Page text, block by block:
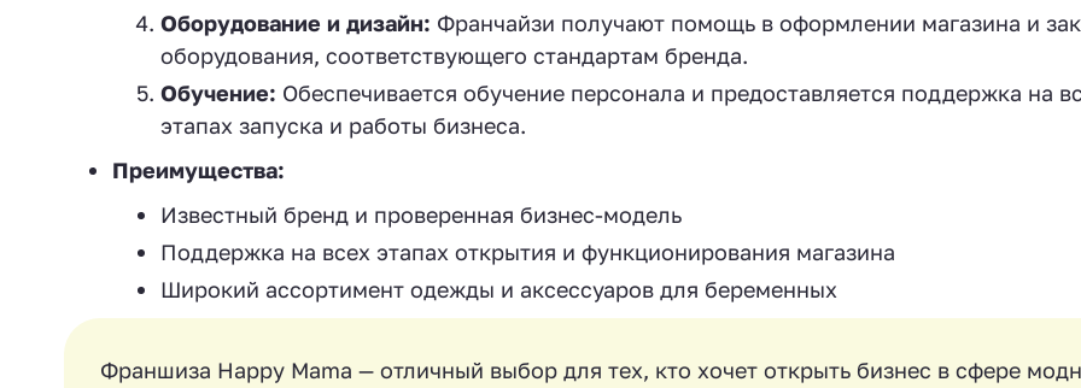
Оборудование и дизайн: Франчайзи получают помощь в оформлении магазина и
оборудования, соответствующего стандартам бренда.
Обучение: Обеспечивается обучение персонала и предоставляется поддержка на
этапах запуска и работы бизнеса.
Преимущества:
Известный бренд и проверенная бизнес-модель
Поддержка на всех этапах открытия и функционирования магазина
Широкий ассортимент одежды и аксессуаров для беременных
Франшиза Happy Mama — отличный выбор для тех, кто хочет открыть бизнес в сфере